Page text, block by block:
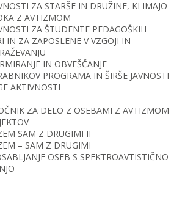
ZA STARŠE IN DRUŽINE, KI IMAJO
Z AVTIZMOM
ZA ŠTUDENTE PEDAGOŠKIH
IN ZA ZAPOSLENE V VZGOJI IN
IN OBVEŠČANJE
PROGRAMA IN ŠIRŠE JAVNOSTI
AKTIVNOSTI
ZA DELO Z OSEBAMI Z AVTIZMOM
SAM Z DRUGIMI II
– SAM Z DRUGIMI
OSEB S SPEKTROAVTISTIČNO